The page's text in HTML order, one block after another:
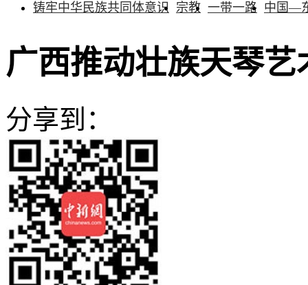
铸牢中华民族共同体意识 宗教 一带一路 中国—
广西推动壮族天琴艺
分享到：